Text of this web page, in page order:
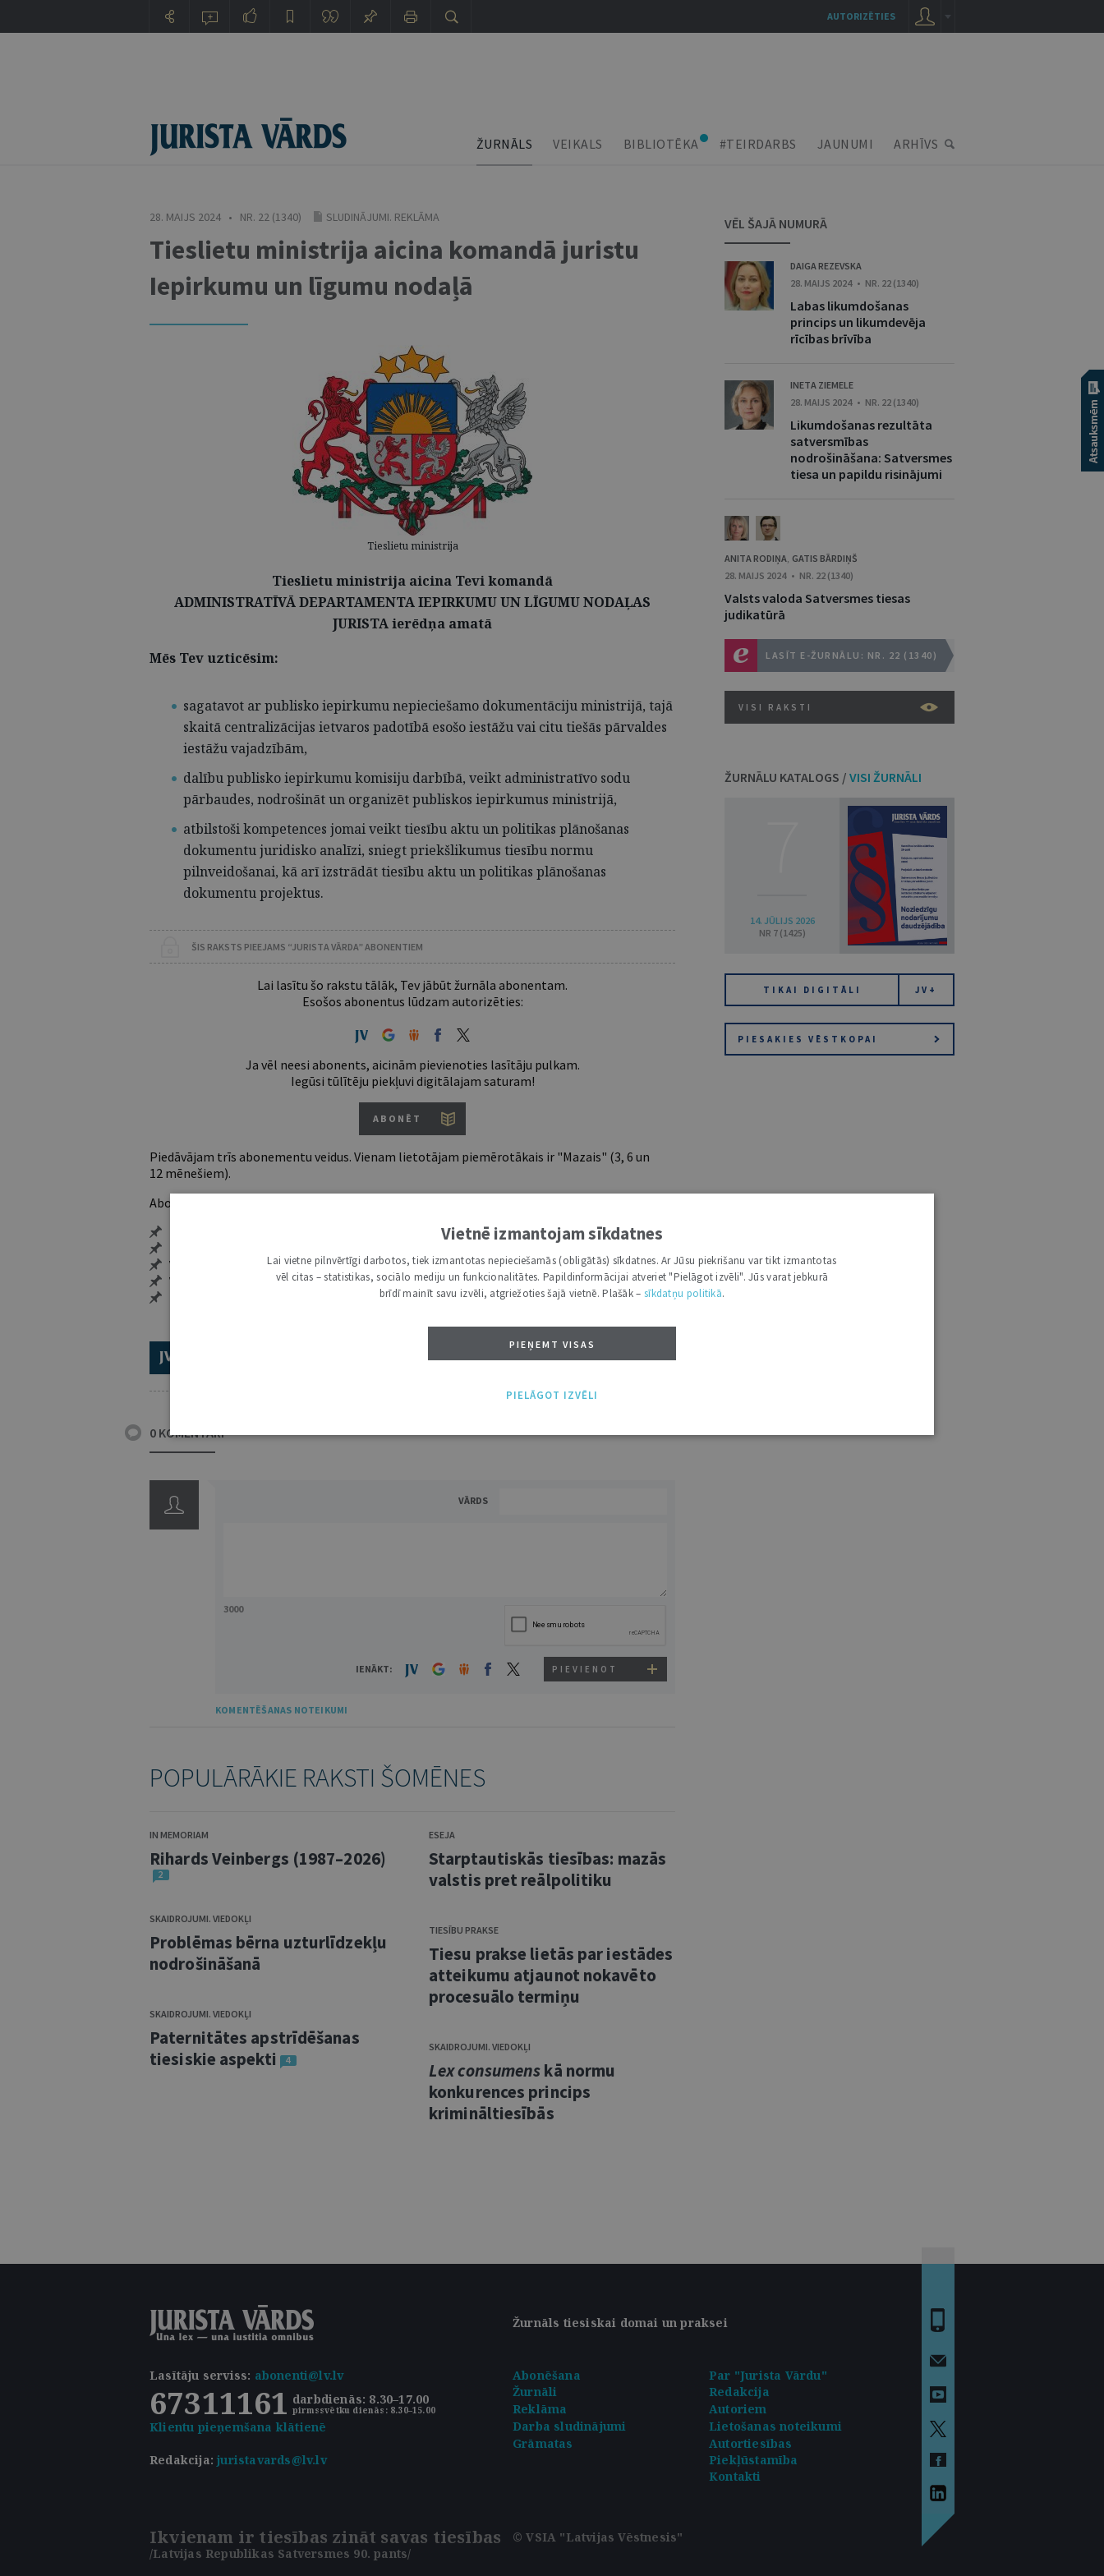
ŽURNĀLS VEIKALS BIBLIOTĒKA #TEIRDARBS JAUNUMI ARHĪVS
28. MAIJS 2024 • NR. 22 (1340) SLUDINĀJUMI. REKLĀMA
Tieslietu ministrija aicina komandā juristu
Iepirkumu un līgumu nodaļā
Tieslietu ministrija
Tieslietu ministrija aicina Tevi komandā
ADMINISTRATĪVĀ DEPARTAMENTA IEPIRKUMU UN LĪGUMU NODAĻAS
JURISTA ierēdņa amatā
Mēs Tev uzticēsim:
sagatavot ar publisko iepirkumu nepieciešamo dokumentāciju ministrijā, tajā
skaitā centralizācijas ietvaros padotībā esošo iestāžu vai citu tiešās pārvaldes
iestāžu vajadzībām,
dalību publisko iepirkumu komisiju darbībā, veikt administratīvo sodu
pārbaudes, nodrošināt un organizēt publiskos iepirkumus ministrijā,
atbilstoši kompetences jomai veikt tiesību aktu un politikas plānošanas
dokumentu juridisko analīzi, sniegt priekšlikumus tiesību normu
pilnveidošanai, kā arī izstrādāt tiesību aktu un politikas plānošanas
dokumentu projektus.
ŠIS RAKSTS PIEEJAMS “JURISTA VĀRDA” ABONENTIEM
Lai lasītu šo rakstu tālāk, Tev jābūt žurnāla abonentam.
Esošos abonentus lūdzam autorizēties:
Ja vēl neesi abonents, aicinām pievienoties lasītāju pulkam.
Iegūsi tūlītēju piekļuvi digitālajam saturam!
ABONĒT
Piedāvājam trīs abonementu veidus. Vienam lietotājam piemērotākais ir "Mazais" (3, 6 un
12 mēnešiem).
Abonentu ieguvumi:
Vairāk nekā 18 000 rakstu un 2000 autoru
Visi tematiskie numuri un ikgadējie grāmatžurnāli
Personalizētās iespējas – piezīmes, citāti, mapes
TRĪS IESPĒJAS TAVAI IZVĒLEI: MAZAIS, VIDĒJAIS UN LIELAIS ABONEMENTS!
0 KOMENTĀRI
VĀRDS
3000
IENĀKT: PIEVIENOT
KOMENTĒŠANAS NOTEIKUMI
POPULĀRĀKIE RAKSTI ŠOMĒNES
IN MEMORIAM
Rihards Veinbergs (1987–2026)
2
SKAIDROJUMI. VIEDOKĻI
Problēmas bērna uzturlīdzekļu
nodrošināšanā
SKAIDROJUMI. VIEDOKĻI
Paternitātes apstrīdēšanas
tiesiskie aspekti
4
ESEJA
Starptautiskās tiesības: mazās
valstis pret reālpolitiku
TIESĪBU PRAKSE
Tiesu prakse lietās par iestādes
atteikumu atjaunot nokavēto
procesuālo termiņu
SKAIDROJUMI. VIEDOKĻI
Lex consumenskā normu
konkurences princips
krimināltiesībās
VĒL ŠAJĀ NUMURĀ
DAIGA REZEVSKA
28. MAIJS 2024 • NR. 22 (1340)
Labas likumdošanas
princips un likumdevēja
rīcības brīvība
INETA ZIEMELE
28. MAIJS 2024 • NR. 22 (1340)
Likumdošanas rezultāta
satversmības
nodrošināšana: Satversmes
tiesa un papildu risinājumi
ANITA RODIŅA, GATIS BĀRDIŅŠ
28. MAIJS 2024 • NR. 22 (1340)
Valsts valoda Satversmes tiesas
judikatūrā
LASĪT E-ŽURNĀLU: NR. 22 (1340)
VISI RAKSTI
ŽURNĀLU KATALOGS / VISI ŽURNĀLI
14. JŪLIJS 2026
NR 7 (1425)
TIKAI DIGITĀLI JV+
PIESAKIES VĒSTKOPAI
Žurnāls tiesiskai domai un praksei
Lasītāju serviss: abonenti@lv.lv
67311161 darbdienās: 8.30–17.00
pirmssvētku dienās: 8.30–15.00
Klientu pieņemšana klātienē
Abonēšana
Par "Jurista Vārdu"
Žurnāli
Redakcija
Reklāma
Autoriem
Darba sludinājumi
Lietošanas noteikumi
Redakcija:juristavards@lv.lv
Grāmatas
Autortiesības
Piekļūstamība
Kontakti
Ikvienam ir tiesības zināt savas tiesības
/Latvijas Republikas Satversmes 90. pants/
© VSIA "Latvijas Vēstnesis"
AUTORIZĒTIES
Vietnē izmantojam sīkdatnes
Lai vietne pilnvērtīgi darbotos, tiek izmantotas nepieciešamās (obligātās) sīkdatnes. Ar Jūsu piekrišanu var tikt izmantotas
vēl citas – statistikas, sociālo mediju un funkcionalitātes. Papildinformācijai atveriet "Pielāgot izvēli". Jūs varat jebkurā
brīdī mainīt savu izvēli, atgriežoties šajā vietnē. Plašāk – sīkdatņu politikā.
PIEŅEMT VISAS
PIELĀGOT IZVĒLI